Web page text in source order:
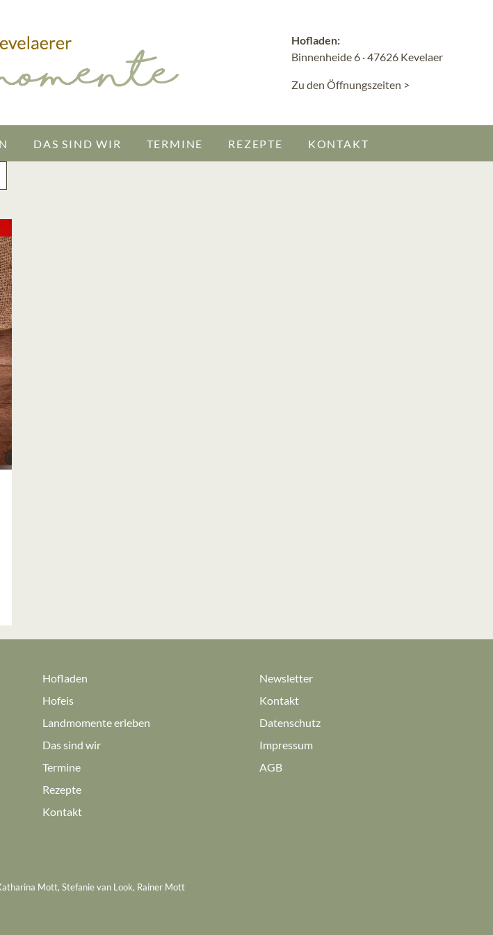
Hofladen:
Binnenheide 6 · 47626 Kevelaer
Zu den Öffnungszeiten >
DAS SIND WIR TERMINE REZEPTE KONTAKT
Hofladen
Hofeis
Landmomente erleben
Das sind wir
Termine
Rezepte
Kontakt
Newsletter
Kontakt
Datenschutz
Impressum
AGB
Mott, Stefanie van Look, Rainer Mott